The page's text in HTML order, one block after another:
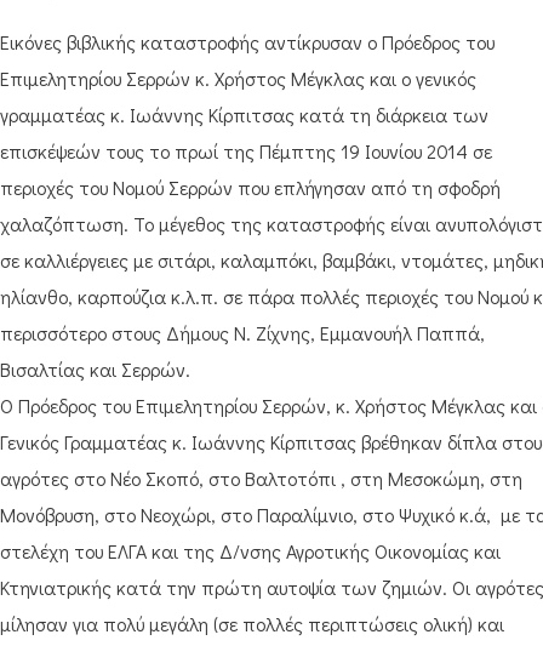
Εικόνες βιβλικής καταστροφής αντίκρυσαν ο Πρόεδρος του
Επιμελητηρίου Σερρών κ. Χρήστος Μέγκλας και ο γενικός
γραμματέας κ. Ιωάννης Κίρπιτσας κατά τη διάρκεια των
επισκέψεών τους το πρωί της Πέμπτης 19 Ιουνίου 2014 σε
περιοχές του Νομού Σερρών που επλήγησαν από τη σφοδρή
χαλαζόπτωση. Το μέγεθος της καταστροφής είναι
σε καλλιέργειες με σιτάρι, καλαμπόκι, βαμβάκι, ντομάτες,
ηλίανθο, καρπούζια κ.λ.π. σε πάρα πολλές περιοχές του Νομού
περισσότερο στους Δήμους Ν. Ζίχνης, Εμμανουήλ Παππά,
Βισαλτίας και Σερρών.
Ο Πρόεδρος του Επιμελητηρίου Σερρών, κ. Χρήστος Μέγκλας και
Γενικός Γραμματέας κ. Ιωάννης Κίρπιτσας βρέθηκαν δίπλα
αγρότες στο Νέο Σκοπό, στο Βαλτοτόπι , στη Μεσοκώμη, στη
Μονόβρυση, στο Νεοχώρι, στο Παραλίμνιο, στο Ψυχικό κ.ά, με
στελέχη του ΕΛΓΑ και της Δ/νσης Αγροτικής Οικονομίας και
Κτηνιατρικής κατά την πρώτη αυτοψία των ζημιών. Οι αγρότες
μίλησαν για πολύ μεγάλη (σε πολλές περιπτώσεις ολική) και